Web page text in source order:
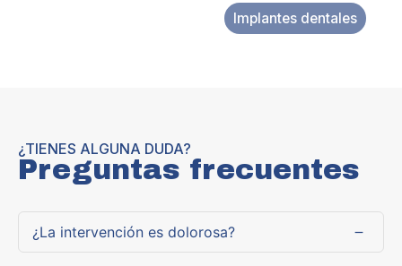
Implantes dentales
¿TIENES ALGUNA DUDA?
Preguntas frecuentes
¿La intervención es dolorosa?